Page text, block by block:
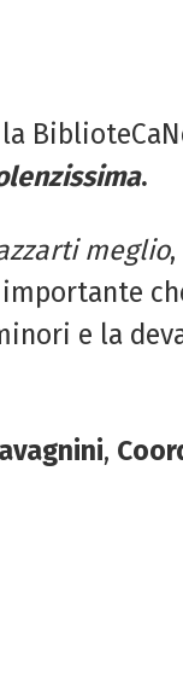
la
.
meglio
e la
,